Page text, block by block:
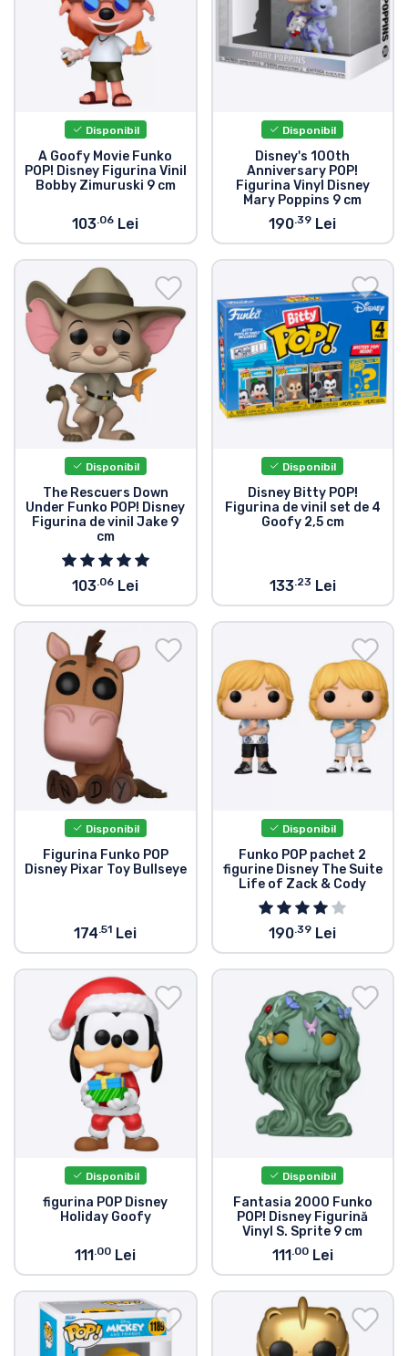
Disponibil
A Goofy Movie Funko
POP! Disney Figurina Vinil
Bobby Zimuruski 9 cm
103.06 Lei
Disponibil
Disney's 100th
Anniversary POP!
Figurina Vinyl Disney
Mary Poppins 9 cm
190.39 Lei
Disponibil
The Rescuers Down
Under Funko POP! Disney
Figurina de vinil Jake 9
cm
103.06 Lei
Disponibil
Disney Bitty POP!
Figurina de vinil set de 4
Goofy 2,5 cm
133.23 Lei
Disponibil
Figurina Funko POP
Disney Pixar Toy Bullseye
174.51 Lei
Disponibil
Funko POP pachet 2
figurine Disney The Suite
Life of Zack & Cody
190.39 Lei
Disponibil
figurina POP Disney
Holiday Goofy
111 .00 Lei
Disponibil
Fantasia 2000 Funko
POP! Disney Figurină
Vinyl S. Sprite 9 cm
111.00Lei